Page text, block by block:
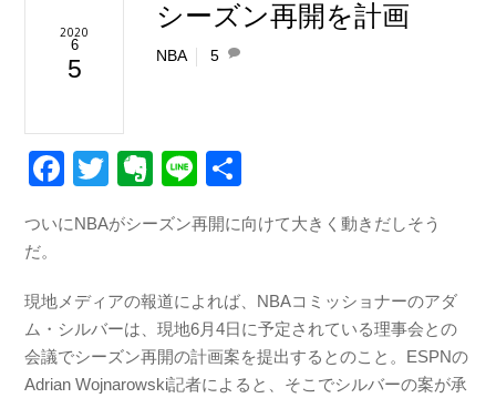
2020
6
5
シーズン再開を計画
NBA 5
F
c
b
o
o
T
tt
E
er
ot
e
Li
e
ついにNBAがシーズン再開に向けて大きく動きだしそう
だ。
現地メディアの報道によれば、NBAコミッショナーのアダ
ム・シルバーは、現地6月4日に予定されている理事会との
会議でシーズン再開の計画案を提出するとのこと。ESPNの
Adrian Wojnarowski記者によると、そこでシルバーの案が承